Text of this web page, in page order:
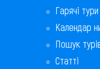
Гарячі тури
Календар
Пошук
Статті